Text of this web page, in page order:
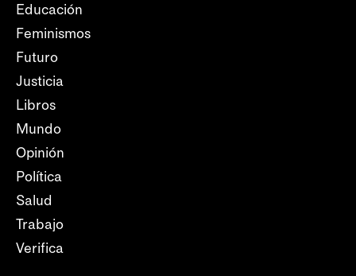
Educación
Feminismos
Futuro
Justicia
Libros
Mundo
Opinión
Política
Salud
Trabajo
Verifica